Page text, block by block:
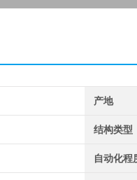
产地
结构类型
自动化程